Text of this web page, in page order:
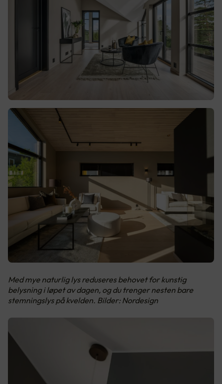
Med mye naturlig lys reduseres behovet for kunstig
belysning i løpet av dagen, og du trenger nesten bare
stemningslys på kvelden. Bilder: Nordesign